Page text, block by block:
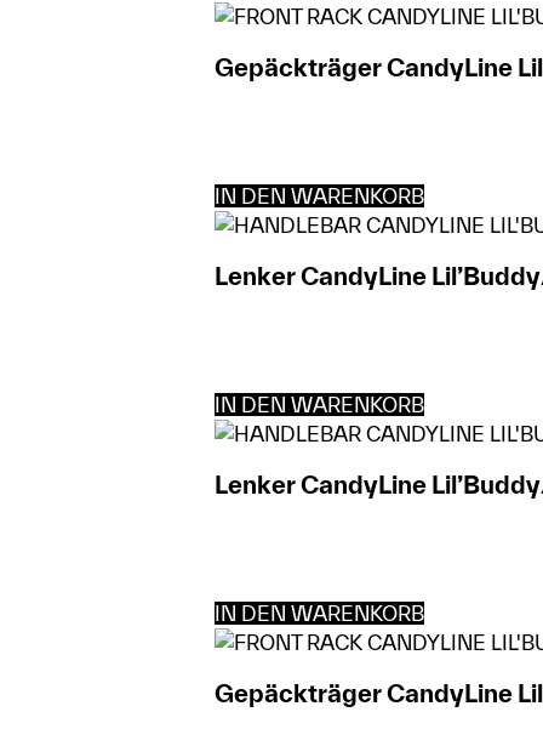
Gepäckträger CandyLine
IN DEN WARENKORB
Lenker CandyLine
IN DEN WARENKORB
Lenker CandyLine
IN DEN WARENKORB
Gepäckträger CandyLine